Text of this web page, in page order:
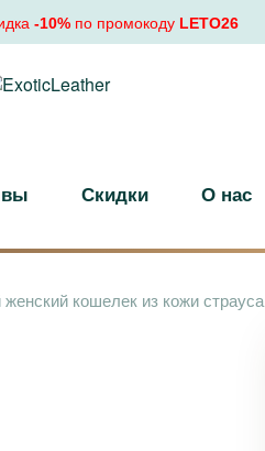
-10%по промокоду LETO26
Скидки О нас
кошелек из кожи страуса